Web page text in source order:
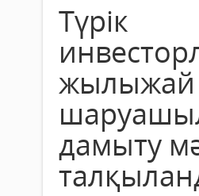
Түрік
жылыжай
дамыту